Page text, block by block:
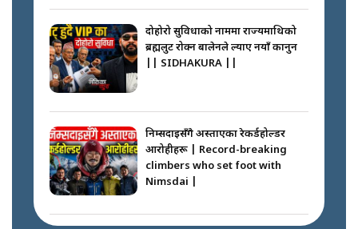
दोहोरो सुविधाको नाममा राज्यमाथिको
ब्रह्मलुट रोक्न बालेनले ल्याए नयाँ कानुन
|| SIDHAKURA ||
निम्सदाइसँगै अस्ताएका रेकर्डहोल्डर
आरोहीहरू | Record-breaking
climbers who set foot with
Nimsdai |